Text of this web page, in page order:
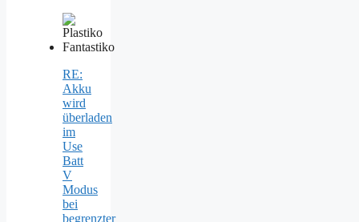
RE:
Akku
wird
überladen
im
Use
Batt
V
Modus
bei
begrenzter